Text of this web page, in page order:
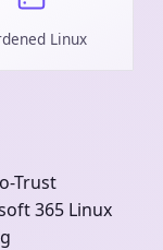
Linux
Trust
365 Linux